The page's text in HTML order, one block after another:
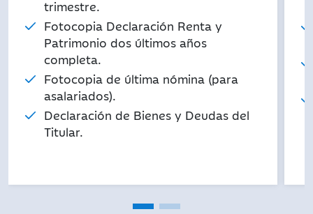
trimestre.
Fotocopia Declaración Renta y
Patrimonio dos últimos años
completa.
Fotocopia de última nómina (para
asalariados).
Declaración de Bienes y Deudas del
Titular.